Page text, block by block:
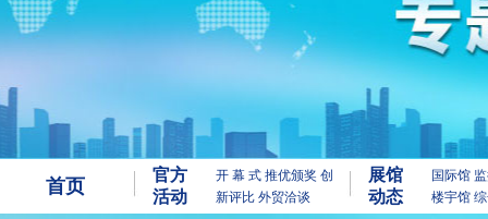
首页
官方
活动
开 幕 式 推优颁奖 创
新评比 外贸洽谈
展馆
动态
国际馆
楼宇馆